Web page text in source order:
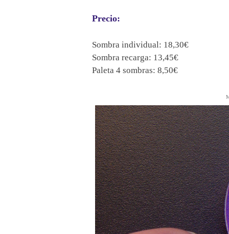
Precio:
Sombra individual: 18,30€
Sombra recarga: 13,45€
Paleta 4 sombras: 8,50€